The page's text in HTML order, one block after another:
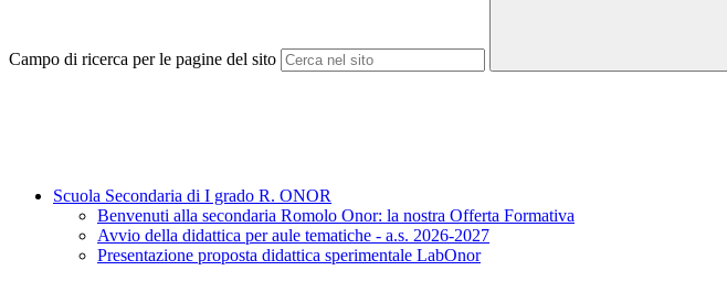
Campo di ricerca per le pagine del sito
Scuola Secondaria di I grado R. ONOR
Benvenuti alla secondaria Romolo Onor: la nostra Offerta Formativa
Avvio della didattica per aule tematiche - a.s. 2026-2027
Presentazione proposta didattica sperimentale LabOnor